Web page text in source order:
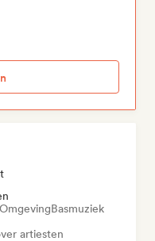
OmgevingBasmuziek
artiesten